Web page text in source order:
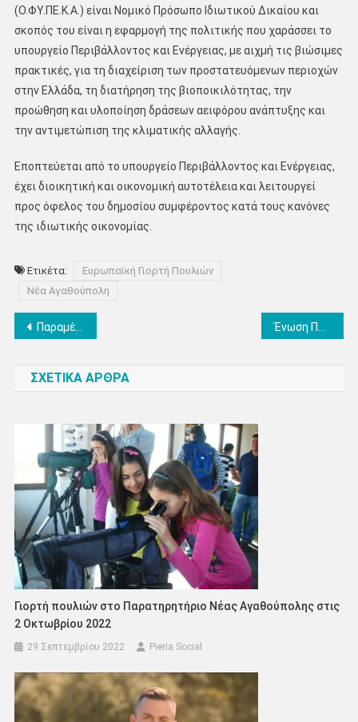
(Ο.ΦΥ.ΠΕ.Κ.Α.) είναι Νομικό Πρόσωπο Ιδιωτικού Δικαίου και
σκοπός του είναι η εφαρμογή της πολιτικής που χαράσσει το
υπουργείο Περιβάλλοντος και Ενέργειας, με αιχμή τις βιώσιμες
πρακτικές, για τη διαχείριση των προστατευόμενων περιοχών
στην Ελλάδα, τη διατήρηση της βιοποικιλότητας, την
προώθηση και υλοποίηση δράσεων αειφόρου ανάπτυξης και
την αντιμετώπιση της κλιματικής αλλαγής.
Εποπτεύεται από το υπουργείο Περιβάλλοντος και Ενέργειας,
έχει διοικητική και οικονομική αυτοτέλεια και λειτουργεί
προς όφελος του δημοσίου συμφέροντος κατά τους κανόνες
της ιδιωτικής οικονομίας.
Ετικέτα:
Ευρωπαϊκή Γιορτή Πουλιών
Νέα Αγαθούπολη
Πλοήγηση
Παραμένουν στον Δήμο Κατερίνης οι 26 συμβασιούχοι στην υπηρεσία καθαριότητας
ΣΧΕΤΙΚΑ ΑΡΘΡΑ
Γιορτή πουλιών στο Παρατηρητήριο Νέας Αγαθούπολης στις
2 Οκτωβρίου 2022
29 Σεπτεμβρίου 2022 Pieria Social